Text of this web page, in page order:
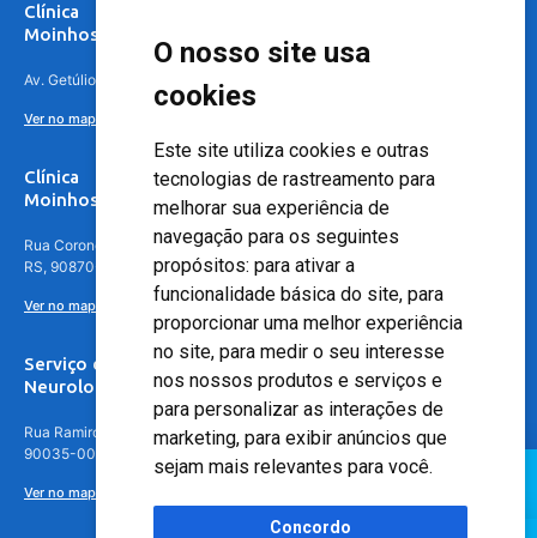
O nosso site usa
cookies
Este site utiliza cookies e outras
tecnologias de rastreamento para
melhorar sua experiência de
navegação para os seguintes
propósitos: para ativar a
funcionalidade básica do site, para
proporcionar uma melhor experiência
no site, para medir o seu interesse
nos nossos produtos e serviços e
para personalizar as interações de
marketing, para exibir anúncios que
sejam mais relevantes para você.
Concordo
Clínica
Moinhos de Vento Canoas
Av. Getúlio Vargas, 4841 – Centro, Canoas – RS, 92010-010
Ver no mapa
Clínica
Moinhos de Vento - Teresópolis
Rua Coronel Aparício Borges, 250 - 3º andar - Teresópolis, Porto Alegre -
RS, 90870-016
Ver no mapa
Serviço de
Neurologia
Rua Ramiro Barcelos, 630 – 5º andar – Floresta, Porto Alegre – RS,
90035-001
Ver no mapa